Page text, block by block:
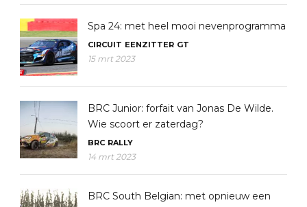
Spa 24: met heel mooi nevenprogramma
CIRCUIT EENZITTER GT
15 mrt 2023
BRC Junior: forfait van Jonas De Wilde.
Wie scoort er zaterdag?
BRC RALLY
14 mrt 2023
BRC South Belgian: met opnieuw een